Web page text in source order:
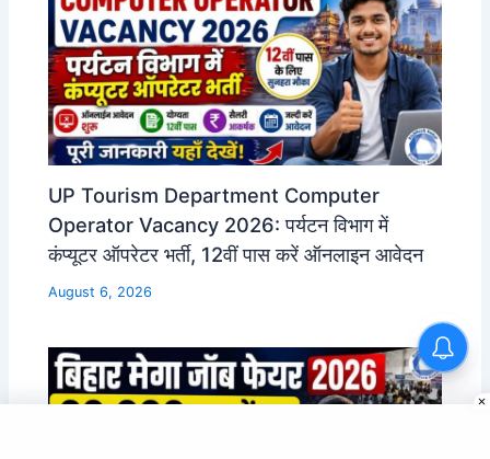
UP Tourism Department Computer
Operator Vacancy 2026: पर्यटन विभाग में
कंप्यूटर ऑपरेटर भर्ती, 12वीं पास करें ऑनलाइन आवेदन
August 6, 2026